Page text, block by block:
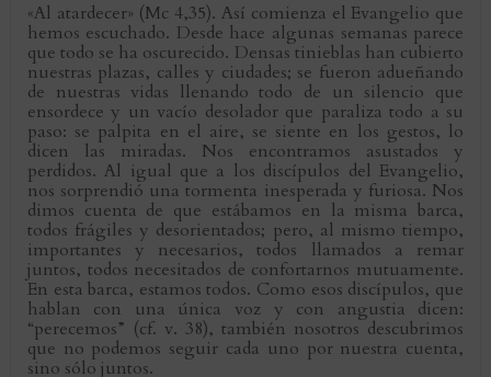
«Al atardecer» (Mc 4,35). Así comienza el Evangelio que
hemos escuchado. Desde hace algunas semanas parece
que todo se ha oscurecido. Densas tinieblas han cubierto
nuestras plazas, calles y ciudades; se fueron adueñando
de nuestras vidas llenando todo de un silencio que
ensordece y un vacío desolador que paraliza todo a su
paso: se palpita en el aire, se siente en los gestos, lo
dicen las miradas. Nos encontramos asustados y
perdidos. Al igual que a los discípulos del Evangelio,
nos sorprendió una tormenta inesperada y furiosa. Nos
dimos cuenta de que estábamos en la misma barca,
todos frágiles y desorientados; pero, al mismo tiempo,
importantes y necesarios, todos llamados a remar
juntos, todos necesitados de confortarnos mutuamente.
En esta barca, estamos todos. Como esos discípulos, que
hablan con una única voz y con angustia dicen:
“perecemos” (cf. v. 38), también nosotros descubrimos
que no podemos seguir cada uno por nuestra cuenta,
sino sólo juntos.